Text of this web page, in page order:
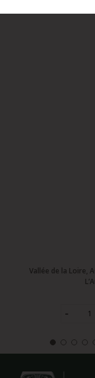
Vallée de la Loire,